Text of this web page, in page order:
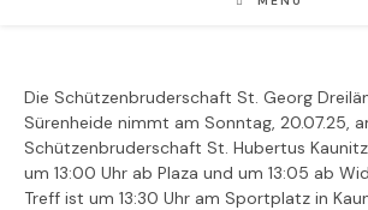
Die Schützenbruderschaft St. Georg
Sürenheide nimmt am Sonntag, 20.07.25,
Schützenbruderschaft St. Hubertus
um 13:00 Uhr ab Plaza und um 13:05 ab
Treff ist um 13:30 Uhr am Sportplatz in